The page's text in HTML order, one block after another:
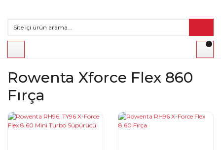
Rowenta Xforce Flex 860
Fırça